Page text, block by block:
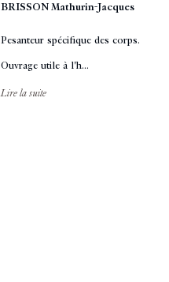
BRISSON Mathurin-Jacques
Pesanteur spécifique des corps.
Ouvrage utile à l'h...
Lire la suite